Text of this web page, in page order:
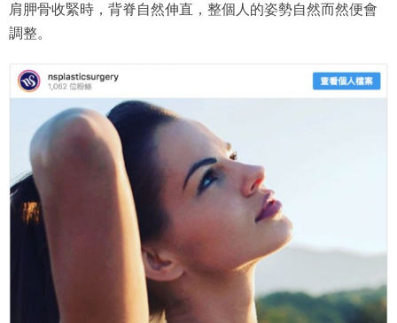
肩胛骨收緊時，背脊自然伸直，整個人的姿勢自然而然便會
調整。